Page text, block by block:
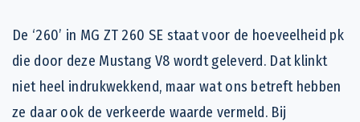
De ‘260’ in MG ZT 260 SE staat voor de hoeveelheid pk
die door deze Mustang V8 wordt geleverd. Dat klinkt
niet heel indrukwekkend, maar wat ons betreft hebben
ze daar ook de verkeerde waarde vermeld. Bij